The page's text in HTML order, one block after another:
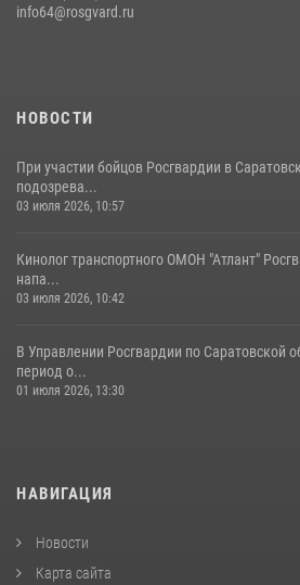
05 августа 2026, 12:55
07 августа 2026, 11:35
info64@rosgvard.ru
НОВОСТИ
При участии бойцов Росгвардии в
подозрева...
03 июля 2026, 10:57
Кинолог транспортного ОМОН "Атлант"
напа...
03 июля 2026, 10:42
В Управлении Росгвардии по Саратовской
период о...
01 июля 2026, 13:30
НАВИГАЦИЯ
Новости
Карта сайта